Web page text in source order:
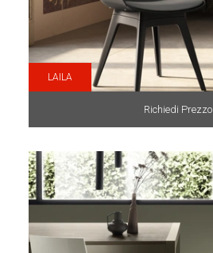
LAILA
Richiedi Prezzo